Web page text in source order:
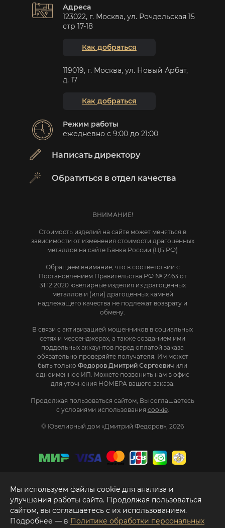
Адреса
123022, г. Москва, ул. Рочдельская 15
стр 17-18
Как добраться
119019, г. Москва, ул. Новый Арбат,
д. 17
Как добраться
Режим работы
ежедневно с 9:00 до 21:00
Написать директору
Обратиться в отдел качества
ВНИМАНИЕ!
Стоимость изделий на сайте может меняться в
зависимости от изменения стоимости драгоценных
металлов на сайте Банка России (ЦБ РФ)
Обращаем внимание, что в соответствии с
Постановлением Правительства РФ № 2463 от
31.12.2020 ювелирные изделия из драгоценных
металлов и (или) драгоценных камней
надлежащего качества не подлежат возврату и
обмену.
В связи с активизацией мошенников в социальных
сетях и мессенджерах, а также созданием ими
поддельных аккаунтов перед оплатой заказа
обязательно проверяйте получателя. Им может
быть только Федоров Дмитрий Сергеевич или
одноименное ИП. Mожете позвонить нам в офис
для уточнения НОМЕРА вашего заказа.
Продолжая пользоваться сайтом, Вы соглашаетесь
с условиями использования cookie.
© Ювелирный дом «Дмитрий Федоров», 2026
Мы используем файлы cookie для анализа и
улучшения работы сайта. Продолжая пользоваться
сайтом, вы соглашаетесь с их использованием.
Подробнее — в Политике обработки персональных